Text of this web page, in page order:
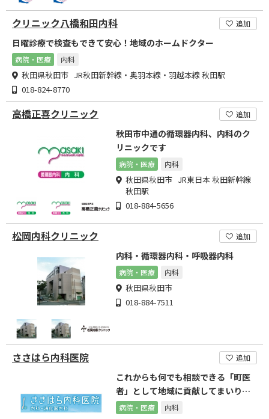
クリニック八橋和田内科 追加
日曜診療で検査もできて安心！地域のホームドクター
病院・医療 内科
秋田県秋田市 JR秋田新幹線・奥羽本線・羽越本線 秋田駅
018-824-8770
高橋正喜クリニック 追加
秋田市中通の循環器内科、内科のク
リニックです
病院・医療 内科
秋田県秋田市 JR東日本 秋田新幹線
秋田駅
018-884-5656
松岡内科クリニック 追加
内科・循環器内科・呼吸器内科
病院・医療 内科
秋田県秋田市
018-884-7511
ささはら内科医院 追加
これからも何でも相談できる「町医
者」として地域に貢献してまいりま
す病院・医療 内科